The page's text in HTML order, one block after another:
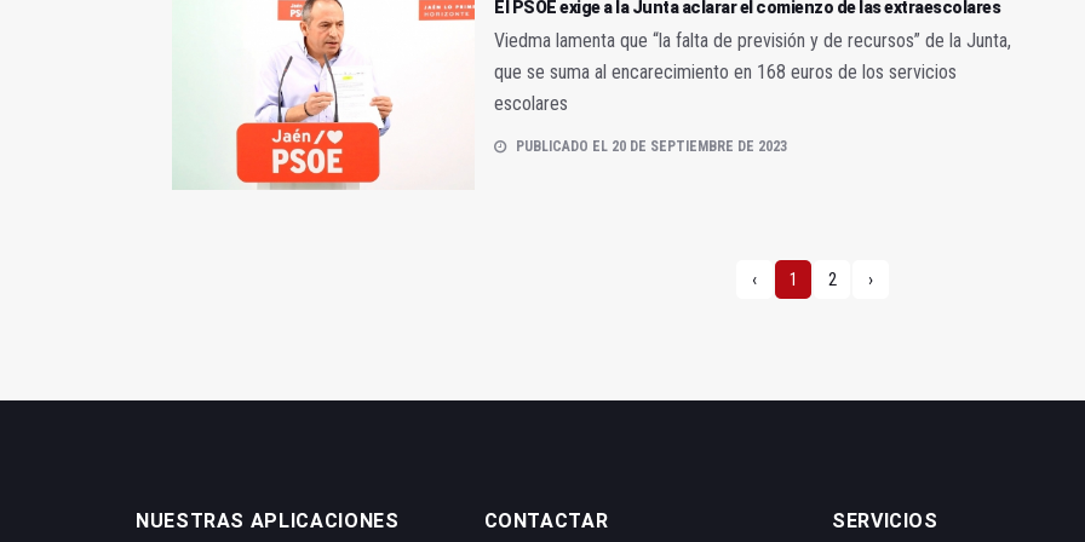
El PSOE exige a la Junta aclarar el comienzo de las extraescolares
Viedma lamenta que “la falta de previsión y de recursos” de la Junta,
que se suma al encarecimiento en 168 euros de los servicios
escolares
PUBLICADO EL 20 DE SEPTIEMBRE DE 2023
‹ 1 2 ›
NUESTRAS APLICACIONES CONTACTAR SERVICIOS